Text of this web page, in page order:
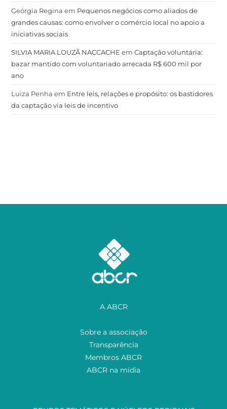
Geórgia Regina em Pequenos negócios como aliados de
grandes causas: como envolver o comércio local no apoio a
iniciativas sociais
SILVIA MARIA LOUZÃ NACCACHE emCaptação voluntária:
bazar mantido com voluntariado arrecada R$ 600 mil por
ano
Luiza Penha em Entre leis, relações e propósito: os bastidores
da captação via leis de incentivo
A ABCR
Sobre a associação
Transparência
Membros ABCR
ABCR na mídia